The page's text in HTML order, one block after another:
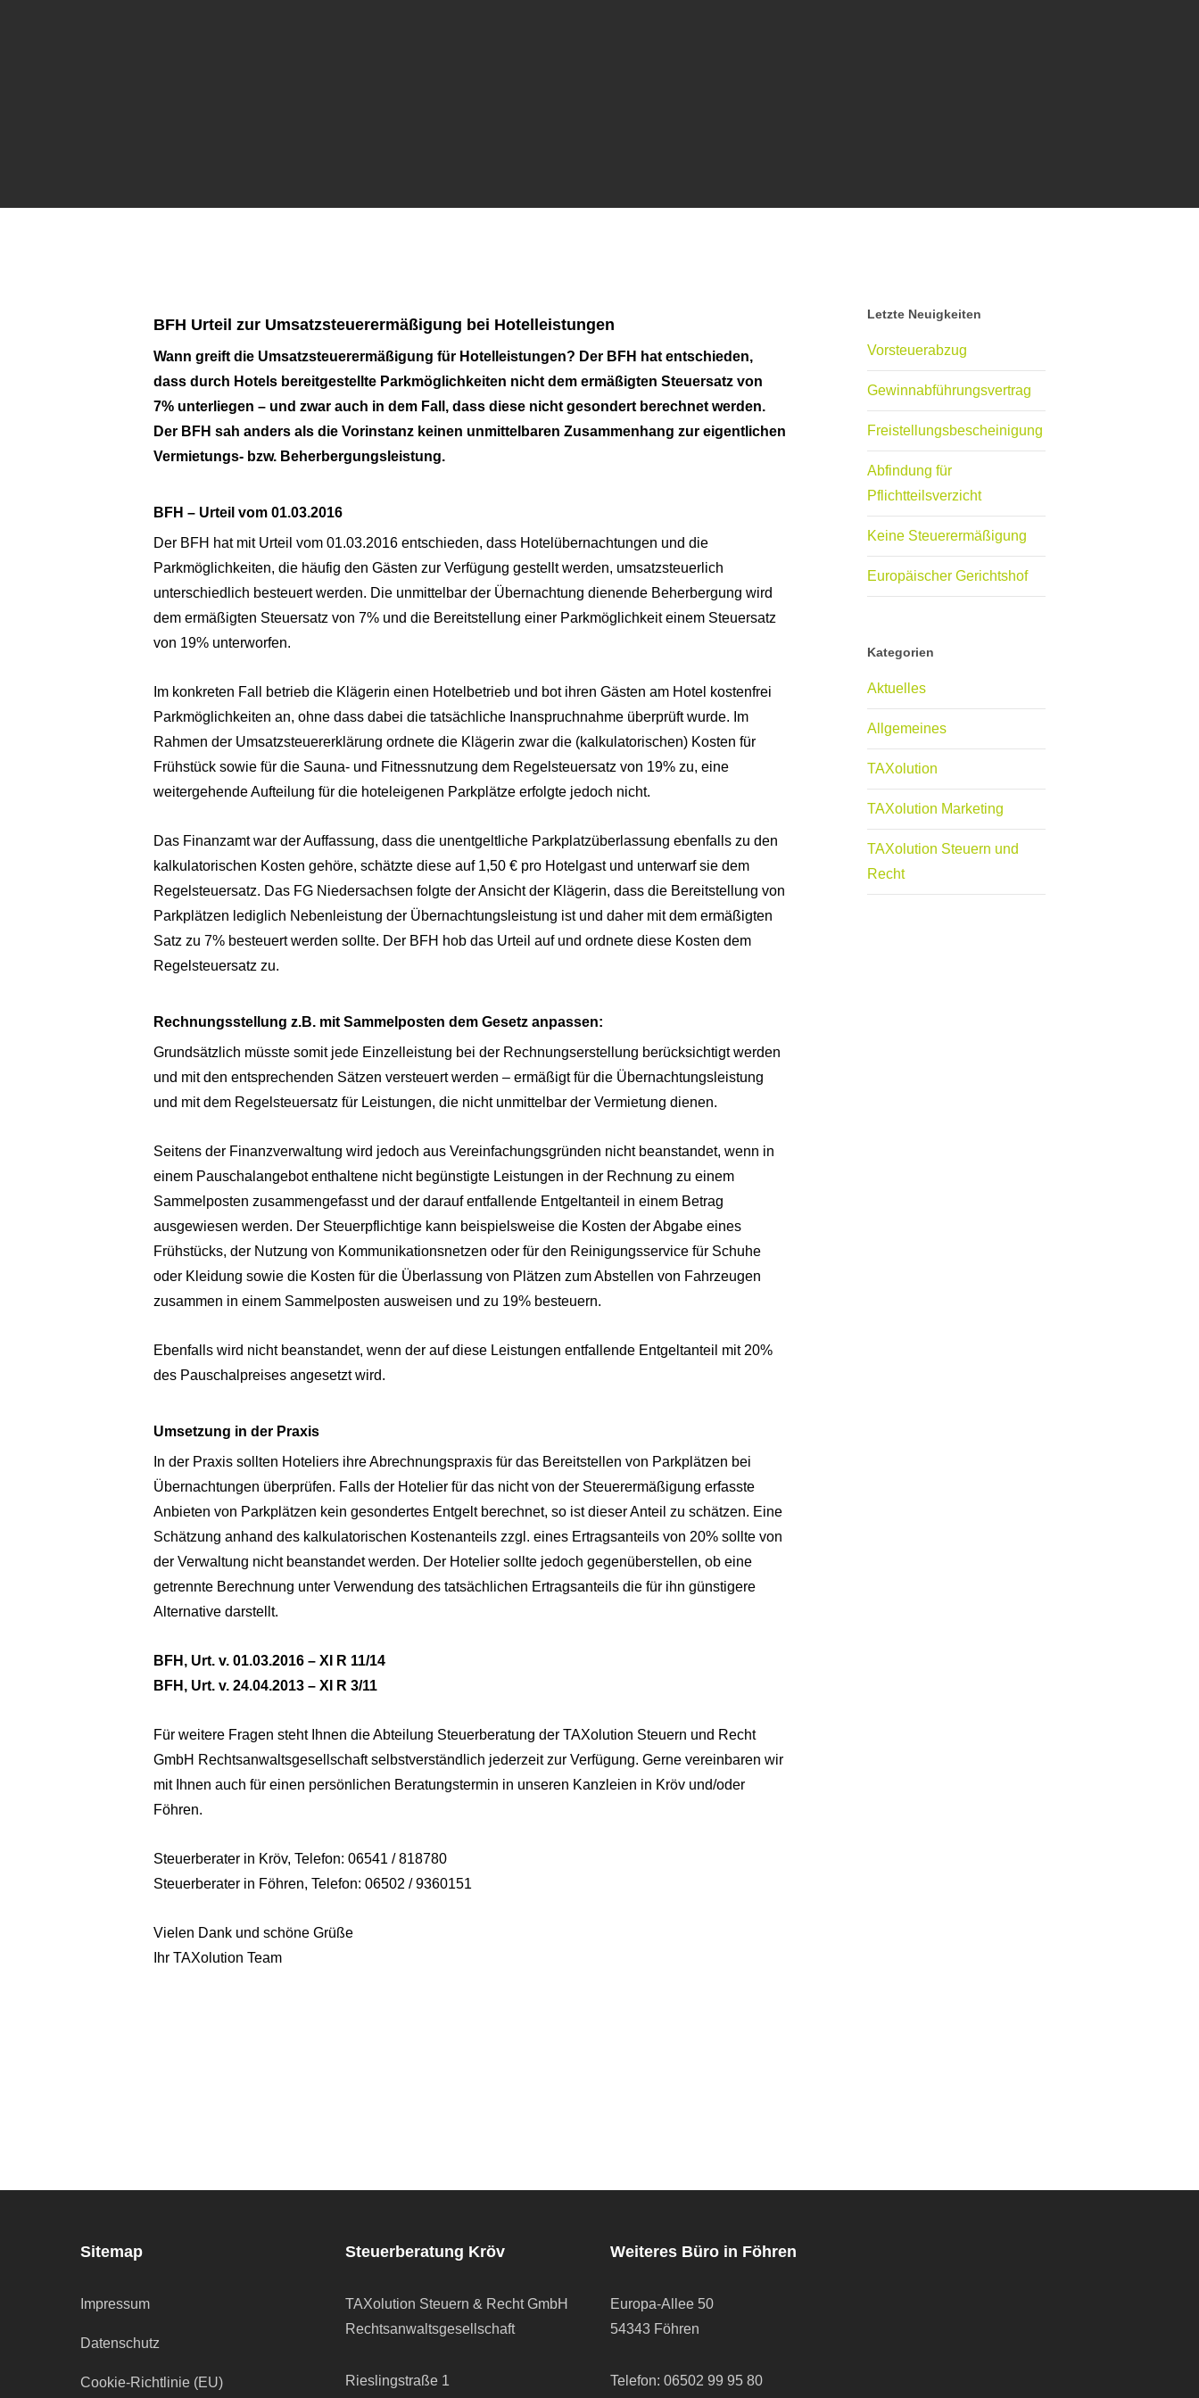
BFH Urteil zur Umsatzsteuerermäßigung bei Hotelleistungen
Wann greift die Umsatzsteuerermäßigung für Hotelleistungen? Der BFH hat entschieden,
dass durch Hotels bereitgestellte Parkmöglichkeiten nicht dem ermäßigten Steuersatz von
7% unterliegen – und zwar auch in dem Fall, dass diese nicht gesondert berechnet werden.
Der BFH sah anders als die Vorinstanz keinen unmittelbaren Zusammenhang zur eigentlichen
Vermietungs- bzw. Beherbergungsleistung.
BFH – Urteil vom 01.03.2016
Der BFH hat mit Urteil vom 01.03.2016 entschieden, dass Hotelübernachtungen und die
Parkmöglichkeiten, die häufig den Gästen zur Verfügung gestellt werden, umsatzsteuerlich
unterschiedlich besteuert werden. Die unmittelbar der Übernachtung dienende Beherbergung wird
dem ermäßigten Steuersatz von 7% und die Bereitstellung einer Parkmöglichkeit einem Steuersatz
von 19% unterworfen.
Im konkreten Fall betrieb die Klägerin einen Hotelbetrieb und bot ihren Gästen am Hotel kostenfrei
Parkmöglichkeiten an, ohne dass dabei die tatsächliche Inanspruchnahme überprüft wurde. Im
Rahmen der Umsatzsteuererklärung ordnete die Klägerin zwar die (kalkulatorischen) Kosten für
Frühstück sowie für die Sauna- und Fitnessnutzung dem Regelsteuersatz von 19% zu, eine
weitergehende Aufteilung für die hoteleigenen Parkplätze erfolgte jedoch nicht.
Das Finanzamt war der Auffassung, dass die unentgeltliche Parkplatzüberlassung ebenfalls zu den
kalkulatorischen Kosten gehöre, schätzte diese auf 1,50 € pro Hotelgast und unterwarf sie dem
Regelsteuersatz. Das FG Niedersachsen folgte der Ansicht der Klägerin, dass die Bereitstellung von
Parkplätzen lediglich Nebenleistung der Übernachtungsleistung ist und daher mit dem ermäßigten
Satz zu 7% besteuert werden sollte. Der BFH hob das Urteil auf und ordnete diese Kosten dem
Regelsteuersatz zu.
Rechnungsstellung z.B. mit Sammelposten dem Gesetz anpassen:
Grundsätzlich müsste somit jede Einzelleistung bei der Rechnungserstellung berücksichtigt werden
und mit den entsprechenden Sätzen versteuert werden – ermäßigt für die Übernachtungsleistung
und mit dem Regelsteuersatz für Leistungen, die nicht unmittelbar der Vermietung dienen.
Seitens der Finanzverwaltung wird jedoch aus Vereinfachungsgründen nicht beanstandet, wenn in
einem Pauschalangebot enthaltene nicht begünstigte Leistungen in der Rechnung zu einem
Sammelposten zusammengefasst und der darauf entfallende Entgeltanteil in einem Betrag
ausgewiesen werden. Der Steuerpflichtige kann beispielsweise die Kosten der Abgabe eines
Frühstücks, der Nutzung von Kommunikationsnetzen oder für den Reinigungsservice für Schuhe
oder Kleidung sowie die Kosten für die Überlassung von Plätzen zum Abstellen von Fahrzeugen
zusammen in einem Sammelposten ausweisen und zu 19% besteuern.
Ebenfalls wird nicht beanstandet, wenn der auf diese Leistungen entfallende Entgeltanteil mit 20%
des Pauschalpreises angesetzt wird.
Umsetzung in der Praxis
In der Praxis sollten Hoteliers ihre Abrechnungspraxis für das Bereitstellen von Parkplätzen bei
Übernachtungen überprüfen. Falls der Hotelier für das nicht von der Steuerermäßigung erfasste
Anbieten von Parkplätzen kein gesondertes Entgelt berechnet, so ist dieser Anteil zu schätzen. Eine
Schätzung anhand des kalkulatorischen Kostenanteils zzgl. eines Ertragsanteils von 20% sollte von
der Verwaltung nicht beanstandet werden. Der Hotelier sollte jedoch gegenüberstellen, ob eine
getrennte Berechnung unter Verwendung des tatsächlichen Ertragsanteils die für ihn günstigere
Alternative darstellt.
BFH, Urt. v. 01.03.2016 – XI R 11/14
BFH, Urt. v. 24.04.2013 – XI R 3/11
Für weitere Fragen steht Ihnen die Abteilung Steuerberatung der TAXolution Steuern und Recht
GmbH Rechtsanwaltsgesellschaft selbstverständlich jederzeit zur Verfügung. Gerne vereinbaren wir
mit Ihnen auch für einen persönlichen Beratungstermin in unseren Kanzleien in Kröv und/oder
Föhren.
Steuerberater in Kröv, Telefon: 06541 / 818780
Steuerberater in Föhren, Telefon: 06502 / 9360151
Vielen Dank und schöne Grüße
Ihr TAXolution Team
Letzte Neuigkeiten
Vorsteuerabzug
Gewinnabführungsvertrag
Freistellungsbescheinigung
Abfindung für
Pflichtteilsverzicht
Keine Steuerermäßigung
Europäischer Gerichtshof
Kategorien
Aktuelles
Allgemeines
TAXolution
TAXolution Marketing
TAXolution Steuern und
Recht
Sitemap
Impressum
Datenschutz
Cookie-Richtlinie (EU)
Steuerberatung Kröv
TAXolution Steuern & Recht GmbH
Rechtsanwaltsgesellschaft
Rieslingstraße 1
Weiteres Büro in Föhren
Europa-Allee 50
54343 Föhren
Telefon: 06502 99 95 80